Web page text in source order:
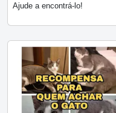
Ajude a encontrá-lo!